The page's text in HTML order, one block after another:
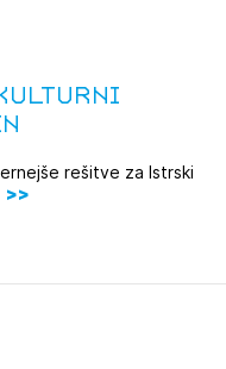
rešitve za Istrski